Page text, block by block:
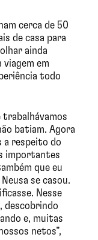
cerca de 50
de casa para
ainda
em
todo
trabalhávamos
batiam. Agora
a respeito do
importantes
que eu
se casou.
Nesse
descobrindo
e, muitas
netos”,